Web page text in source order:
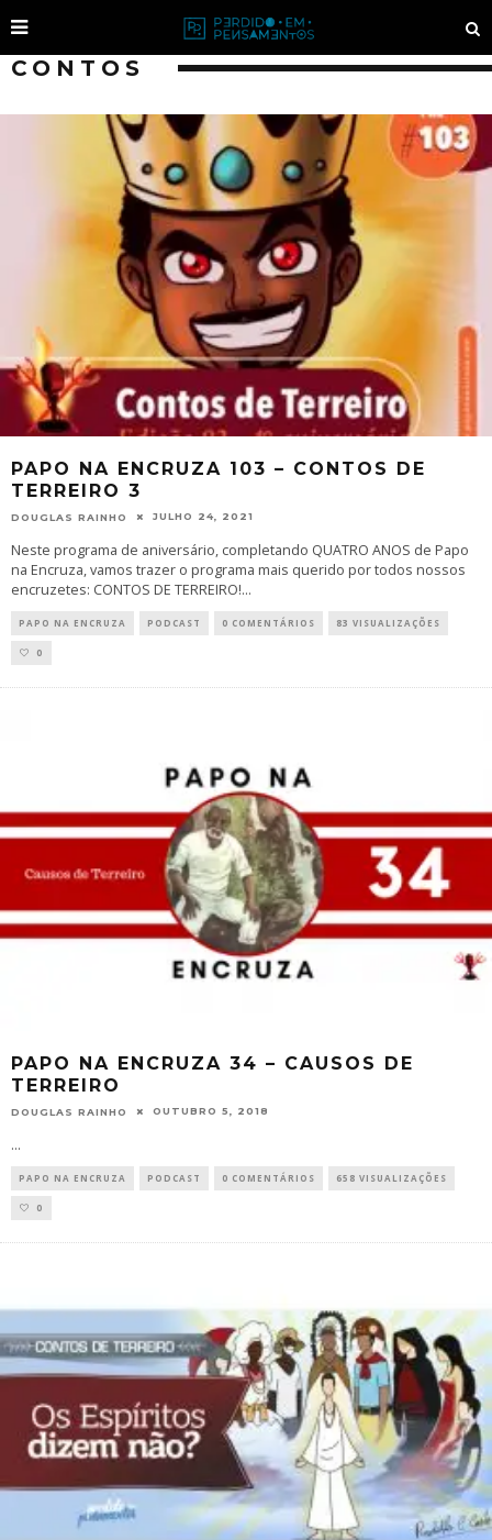
CONTOS
PAPO NA ENCRUZA 103 – CONTOS DE
TERREIRO 3
DOUGLAS RAINHO JULHO 24, 2021
Neste programa de aniversário, completando QUATRO ANOS de Papo
na Encruza, vamos trazer o programa mais querido por todos nossos
encruzetes: CONTOS DE TERREIRO!...
PAPO NA ENCRUZA PODCAST 0 COMENTÁRIOS 83 VISUALIZAÇÕES
0
PAPO NA ENCRUZA 34 – CAUSOS DE
TERREIRO
DOUGLAS RAINHO OUTUBRO 5, 2018
...
PAPO NA ENCRUZA PODCAST 0 COMENTÁRIOS 658 VISUALIZAÇÕES
0